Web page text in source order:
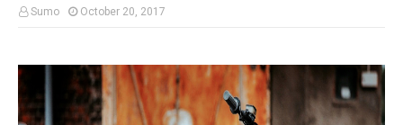
Sumo October 20, 2017